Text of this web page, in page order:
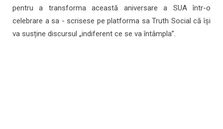
pentru a transforma această aniversare a SUA într-o
celebrare a sa - scrisese pe platforma sa Truth Social că își
va susține discursul „indiferent ce se va întâmpla”.